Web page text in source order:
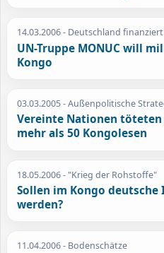
14.03.2006- Deutschland finanziert
UN-Truppe MONUC will
Kongo
03.03.2005- Außenpolitische
Vereinte Nationen
mehr als 50 Kongolesen
18.05.2006- "Krieg der Rohstoffe"
Sollen im Kongo
werden?
11.04.2006- Bodenschätze